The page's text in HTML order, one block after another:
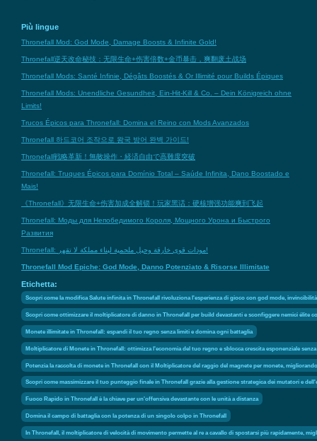
Più lingue
Thronefall Mod: God Mode, Damage Boosts & Infinite Gold!
Thronefall逆天改命秘技：无限生命+伤害倍数+金币暴击，爽翻废土战场
Thronefall Mods: Santé Infinie, Dégâts Boostés & Or Illimité pour Builds Épiques
Thronefall Mods: Unendliche Gesundheit, Ein-Hit-Kill & Co. – Dein Königreich ohne
Limits!
Trucos Épicos para Thronefall: Domina el Reino con Mods Avanzados
Thronefall 하드코어 조작으로 왕국 방어 완벽 가이드!
Thronefall戦略革新！無敵操作・経済自由で高難度突破
Thronefall: Truques Épicos para Domínio Total – Saúde Infinita, Dano Boostado e
Mais!
《Thronefall》无限生命+伤害加成全解锁！玩家黑话：硬核增强功能爽到飞起
Thronefall: Моды для Непобедимого Короля, Мощного Урона и Быстрого
Развития
Thronefall: مودات قوى خارقة وحيل ملحمية لبناء مملكة لا تقهر!
Thronefall Mod Epiche: God Mode, Danno Potenziato & Risorse Illimitate
Etichetta:
Scopri come la modifica Salute infinita in Thronefall rivoluziona l'esperienza di gioco con god mode,
Scopri come ottimizzare il moltiplicatore di danno in Thronefall per build devastanti e sconfiggere nemici élite
Monete illimitate in Thronefall: espandi il tuo regno senza limiti e domina ogni battaglia
Moltiplicatore di Monete in Thronefall: ottimizza l'economia del tuo regno e sblocca crescita esponenziale
Potenzia la raccolta di monete in Thronefall con il Moltiplicatore del raggio del magnete per monete,
Scopri come massimizzare il tuo punteggio finale in Thronefall grazie alla gestione strategica dei mutatori e
Fuoco Rapido in Thronefall è la chiave per un'offensiva devastante con le unità a distanza
Domina il campo di battaglia con la potenza di un singolo colpo in Thronefall
In Thronefall, il moltiplicatore di velocità di movimento permette al re a cavallo di spostarsi più rapidamente,